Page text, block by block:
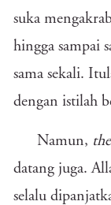
suka
hingga sampai
sama sekali.
dengan istilah
Namun,
datang juga.
selalu